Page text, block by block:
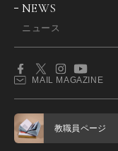
NEWS
ニュース
MAIL MAGAZINE
教職員ページ